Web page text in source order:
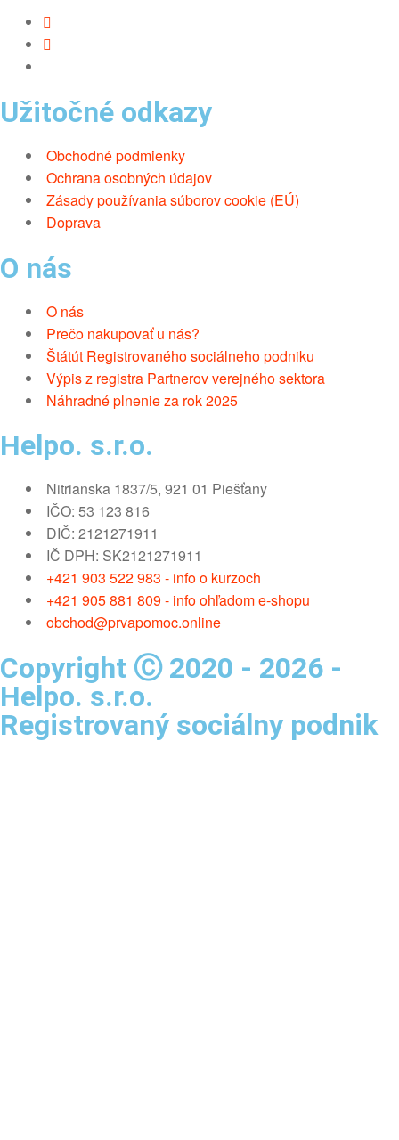
Užitočné odkazy
Obchodné podmienky
Ochrana osobných údajov
Zásady používania súborov cookie (EÚ)
Doprava
O nás
O nás
Prečo nakupovať u nás?
Štátút Registrovaného sociálneho podniku
Výpis z registra Partnerov verejného sektora
Náhradné plnenie za rok 2025
Helpo. s.r.o.
Nitrianska 1837/5, 921 01 Piešťany
IČO: 53 123 816
DIČ: 2121271911
IČ DPH: SK2121271911
+421 903 522 983 - info o kurzoch
+421 905 881 809 - info ohľadom e-shopu
obchod@prvapomoc.online
Copyright Ⓒ 2020 - 2026 -
Helpo. s.r.o.
Registrovaný sociálny podnik